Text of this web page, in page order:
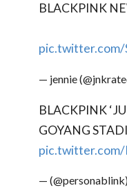
BLACKPINK
pic.twitter.com/
— jennie
BLACKPINK
GOYANG
—